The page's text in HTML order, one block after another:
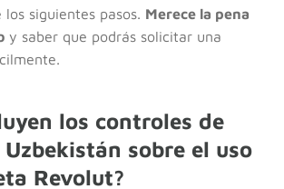
siguientes pasos. Merece la pena
y saber que podrás solicitar una
los controles de
sobre el uso
Revolut?